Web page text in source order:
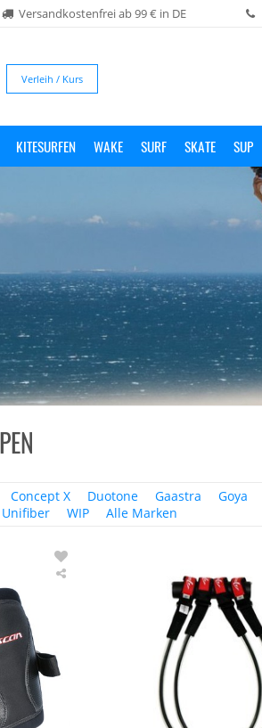
Versandkostenfrei ab 99 € in DE
Verleih / Kurs
KITESURFEN WAKE SURF SKATE SUP
Concept X Duotone Gaastra Goya
Unifiber WIP Alle Marken